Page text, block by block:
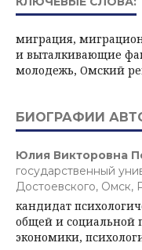
миграция,
и выталкивающие
молодежь, Омский
БИОГРАФИИ
Юлия Викторовна
государственный
Достоевского, Омск,
кандидат
общей и социальной
экономики,